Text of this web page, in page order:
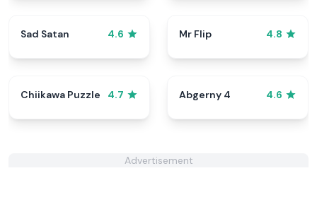
Sad Satan 4.6 Mr Flip 4.8
Chiikawa Puzzle 4.7 Abgerny 4 4.6
Advertisement